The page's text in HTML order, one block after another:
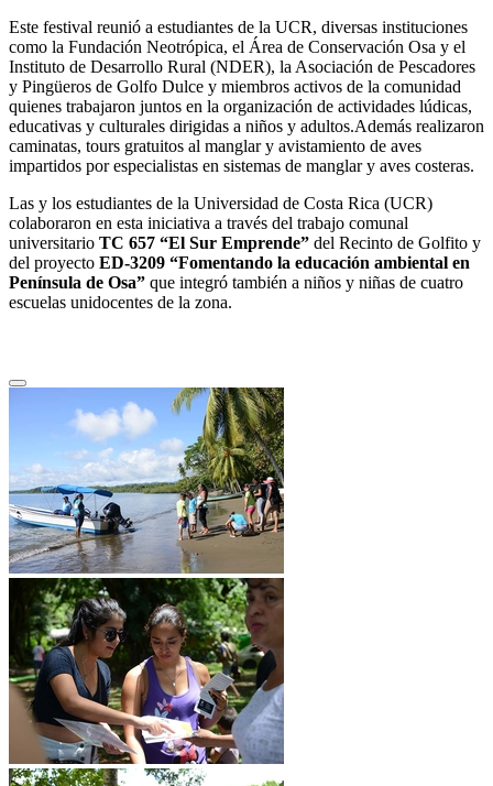
Este festival reunió a estudiantes de la UCR, diversas instituciones
como la Fundación Neotrópica, el Área de Conservación Osa y el
Instituto de Desarrollo Rural (NDER), la Asociación de Pescadores
y Pingüeros de Golfo Dulce y miembros activos de la comunidad
quienes trabajaron juntos en la organización de actividades lúdicas,
educativas y culturales dirigidas a niños y adultos.Además realizaron
caminatas, tours gratuitos al manglar y avistamiento de aves
impartidos por especialistas en sistemas de manglar y aves costeras.
Las y los estudiantes de la Universidad de Costa Rica (UCR)
colaboraron en esta iniciativa a través del trabajo comunal
universitario TC 657 “El Sur Emprende” del Recinto de Golfito y
del proyecto ED-3209 “Fomentando la educación ambiental en
Península de Osa” que integró también a niños y niñas de cuatro
escuelas unidocentes de la zona.